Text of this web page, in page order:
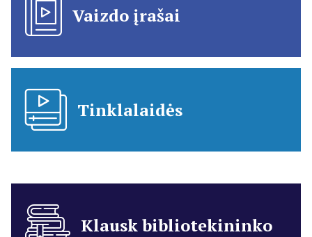
Vaizdo įrašai
Tinklalaidės
Klausk bibliotekininko